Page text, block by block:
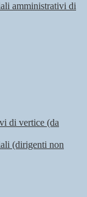
amministrativi di
di vertice (da
(dirigenti non